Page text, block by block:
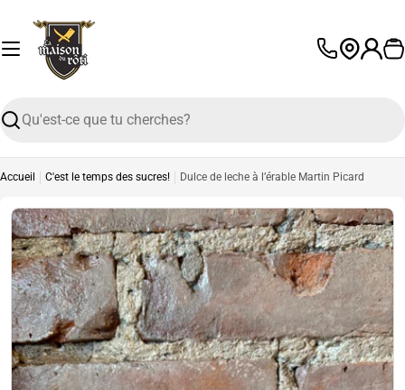
contenu
Recherche
L
u
e
Accueil C'est le temps des sucres! Dulce de leche à l’érable Martin Picard